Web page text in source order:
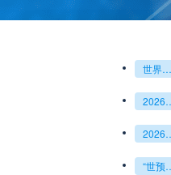
坤：2026世界杯决赛用球设计解
解决方案：球迷行李“门到门”
三的晋级密码藏在哪一环？**
世界杯替补奇兵：一瞬定乾坤
2026世界
2026世界杯新规提
“世预赛出线后17天